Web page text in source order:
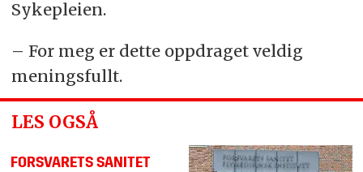
Sykepleien.
– For meg er dette oppdraget veldig
meningsfullt.
LES OGSÅ
FORSVARETS SANITET